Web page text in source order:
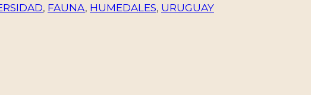
, FAUNA, HUMEDALES, URUGUAY